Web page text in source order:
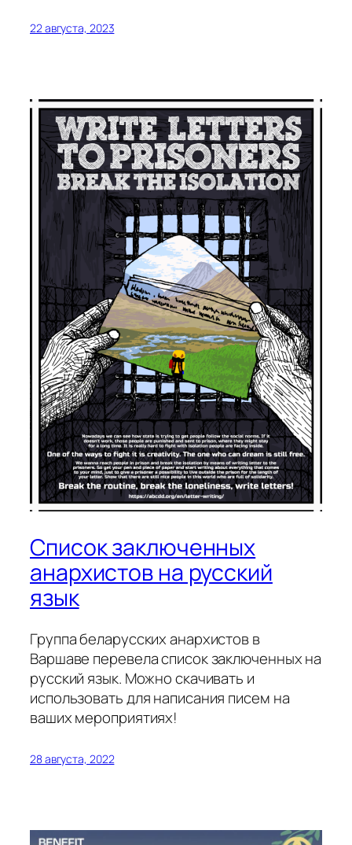
22 августа, 2023
Список заключенных
анархистов на русский
язык
Группа беларусских анархистов в
Варшаве перевела список заключенных на
русский язык. Можно скачивать и
использовать для написания писем на
ваших мероприятиях!
28 августа, 2022